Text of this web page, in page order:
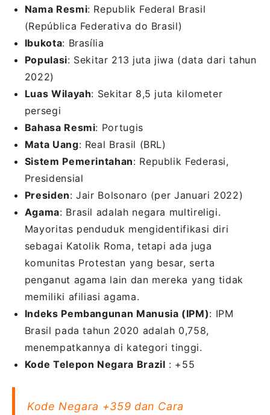
Nama Resmi: Republik Federal Brasil
(República Federativa do Brasil)
Ibukota: Brasília
Populasi: Sekitar 213 juta jiwa (data dari tahun
2022)
Luas Wilayah: Sekitar 8,5 juta kilometer
persegi
Bahasa Resmi: Portugis
Mata Uang: Real Brasil (BRL)
Sistem Pemerintahan: Republik Federasi,
Presidensial
Presiden: Jair Bolsonaro (per Januari 2022)
Agama: Brasil adalah negara multireligi.
Mayoritas penduduk mengidentifikasi diri
sebagai Katolik Roma, tetapi ada juga
komunitas Protestan yang besar, serta
penganut agama lain dan mereka yang tidak
memiliki afiliasi agama.
Indeks Pembangunan Manusia (IPM): IPM
Brasil pada tahun 2020 adalah 0,758,
menempatkannya di kategori tinggi.
Kode Telepon Negara Brazil : +55
Kode Negara +359 dan Cara